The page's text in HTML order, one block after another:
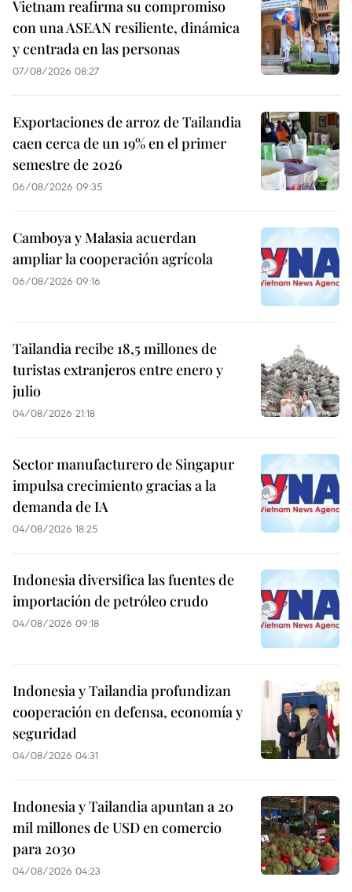
Vietnam reafirma su compromiso
con una ASEAN resiliente, dinámica
y centrada en las personas
07/08/2026 08:27
Exportaciones de arroz de Tailandia
caen cerca de un 19% en el primer
semestre de 2026
06/08/2026 09:35
Camboya y Malasia acuerdan
ampliar la cooperación agrícola
06/08/2026 09:16
Tailandia recibe 18,5 millones de
turistas extranjeros entre enero y
julio
04/08/2026 21:18
Sector manufacturero de Singapur
impulsa crecimiento gracias a la
demanda de IA
04/08/2026 18:25
Indonesia diversifica las fuentes de
importación de petróleo crudo
04/08/2026 09:18
Indonesia y Tailandia profundizan
cooperación en defensa, economía y
seguridad
04/08/2026 04:31
Indonesia y Tailandia apuntan a 20
mil millones de USD en comercio
para 2030
04/08/2026 04:23